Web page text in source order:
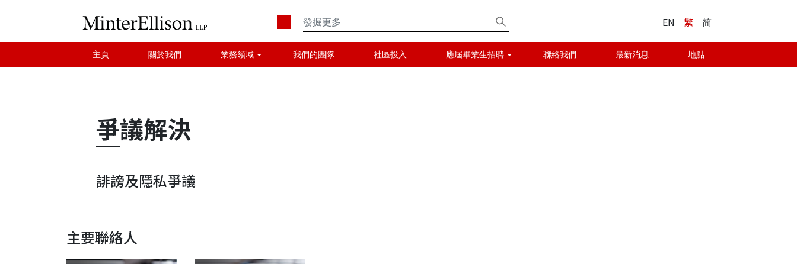
EN 繁 简
主頁 關於我們 業務領域 我們的團隊 社區投入 應屆畢業生招聘 聯絡我們 最新消息 地點
爭議解決
誹謗及隱私爭議
主要聯絡人